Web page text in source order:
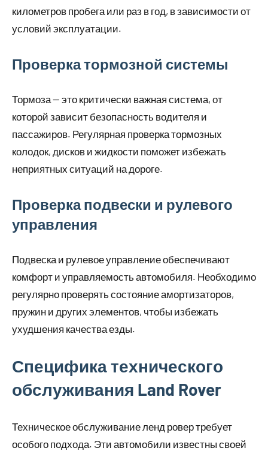
километров пробега или раз в год, в зависимости от
условий эксплуатации.
Проверка тормозной системы
Тормоза — это критически важная система, от
которой зависит безопасность водителя и
пассажиров. Регулярная проверка тормозных
колодок, дисков и жидкости поможет избежать
неприятных ситуаций на дороге.
Проверка подвески и рулевого
управления
Подвеска и рулевое управление обеспечивают
комфорт и управляемость автомобиля. Необходимо
регулярно проверять состояние амортизаторов,
пружин и других элементов, чтобы избежать
ухудшения качества езды.
Специфика технического
обслуживания Land Rover
Техническое обслуживание ленд ровер требует
особого подхода. Эти автомобили известны своей